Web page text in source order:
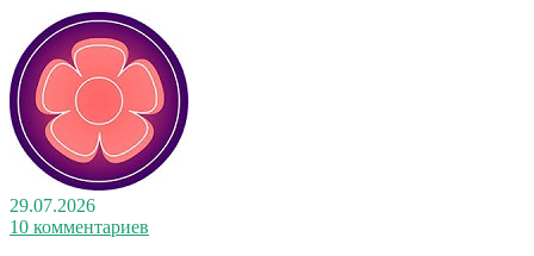
29.07.2026
10 комментариев